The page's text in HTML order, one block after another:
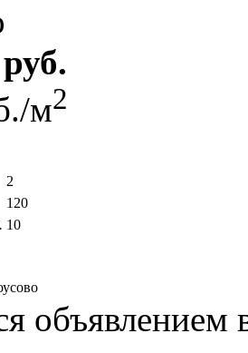
м2
2
120
10
объявлением